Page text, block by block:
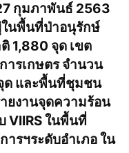
กุมภาพันธ์ 2563
นพื้นที่ป่าอนุรักษ์
1,880 จุด เขต
ารเกษตร จำนวน
ด และพื้นที่ชุมชน
ยงานจุดความร้อน
VIIRS ในพื้นที่
ารฯระดับอำเภอ ใน